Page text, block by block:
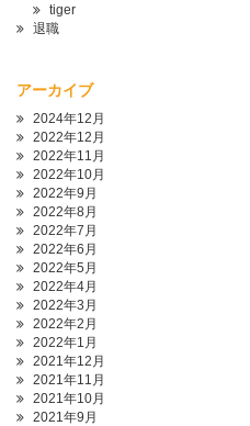
tiger
退職
アーカイブ
2024年12月
2022年12月
2022年11月
2022年10月
2022年9月
2022年8月
2022年7月
2022年6月
2022年5月
2022年4月
2022年3月
2022年2月
2022年1月
2021年12月
2021年11月
2021年10月
2021年9月